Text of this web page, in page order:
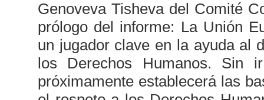
Genoveva Tisheva del Comité
prólogo del informe: La Unión
un jugador clave en la ayuda al
los Derechos Humanos. Sin
próximamente establecerá las